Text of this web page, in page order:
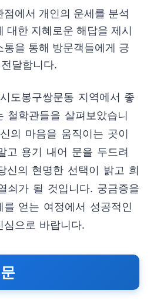
점에서 개인의 운세를 분석
대한 지혜로운 해답을 제시
통을 통해 방문객들에게 긍
달합니다.
도봉구쌍문동 지역에서 좋
철학관들을 살펴보았습니
의 마음을 움직이는 곳이
고 용기 내어 문을 두드려
신의 현명한 선택이 밝고 희
쇠가 될 것입니다. 궁금증을
얻는 여정에서 성공적인
으로 바랍니다.